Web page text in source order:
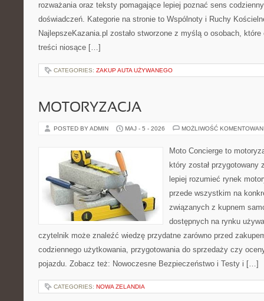
rozważania oraz teksty pomagające lepiej poznać sens
doświadczeń. Kategorie na stronie to Wspólnoty i Ruchy
NajlepszeKazania.pl zostało stworzone z myślą o osobach,
treści niosące […]
CATEGORIES: ZAKUP AUTA UŻYWANEGO
MOTORYZACJA
POSTED BY ADMIN MAJ - 5 - 2026 MOŻLIWOŚĆ
Moto Concierge to
który został
lepiej rozumieć rynek
przede wszystkim na
związanych z kupnem
dostępnych na rynku
czytelnik może znaleźć wiedzę przydatne zarówno przed
codziennego użytkowania, przygotowania do sprzedaży czy
pojazdu. Zobacz też: Nowoczesne Bezpieczeństwo i Testy i […]
CATEGORIES: NOWA ZELANDIA